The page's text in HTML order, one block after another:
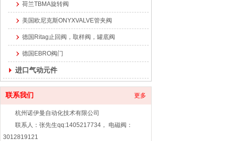
荷兰TBMA旋转阀
美国欧尼克斯ONYXVALVE管夹阀
德国Ritag止回阀，取样阀，罐底阀
德国EBRO阀门
进口气动元件
联系我们 更多
杭州诺伊曼自动化技术有限公司
联系人：张先生qq:1405217734， 电磁阀：
3012819121